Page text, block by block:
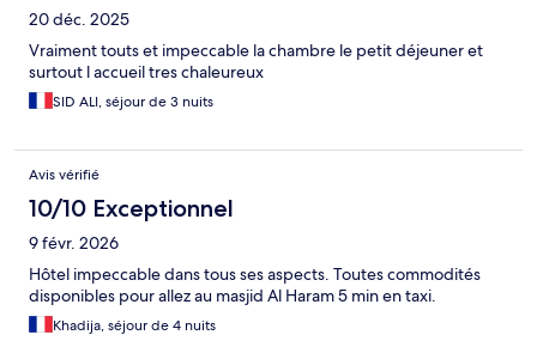
20 déc. 2025
Vraiment touts et impeccable la chambre le petit déjeuner et
surtout l accueil tres chaleureux
SID ALI, séjour de 3 nuits
Avis vérifié
10/10 Exceptionnel
9 févr. 2026
Hôtel impeccable dans tous ses aspects. Toutes commodités
disponibles pour allez au masjid Al Haram 5 min en taxi.
Khadija, séjour de 4 nuits